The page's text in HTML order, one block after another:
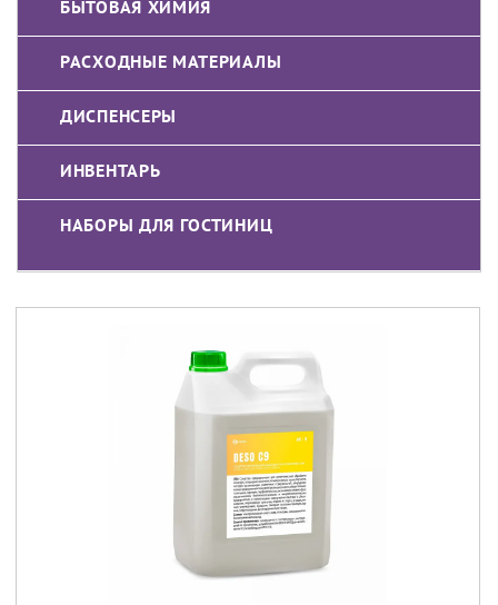
БЫТОВАЯ ХИМИЯ
РАСХОДНЫЕ МАТЕРИАЛЫ
ДИСПЕНСЕРЫ
ИНВЕНТАРЬ
НАБОРЫ ДЛЯ ГОСТИНИЦ